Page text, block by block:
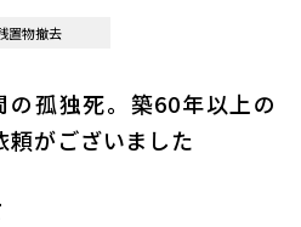
置物撤去
孤独死。築60年以上の
頼がございました